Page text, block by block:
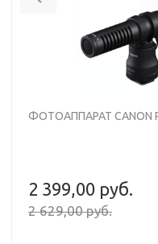
ФОТОАППАРАТ CANON
2 399,00 руб.
2 629,00 руб.